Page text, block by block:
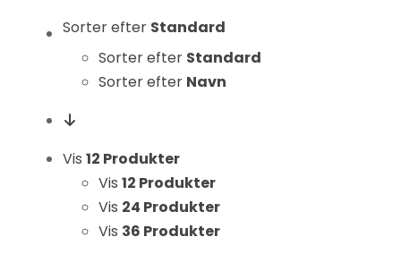
Sorter efter Standard
Sorter efter Standard
Sorter efter Navn
Vis 12 Produkter
Vis 12 Produkter
Vis 24 Produkter
Vis 36 Produkter
For at vi kan
funktionalitet
og struktur, ud
hjemmesiden